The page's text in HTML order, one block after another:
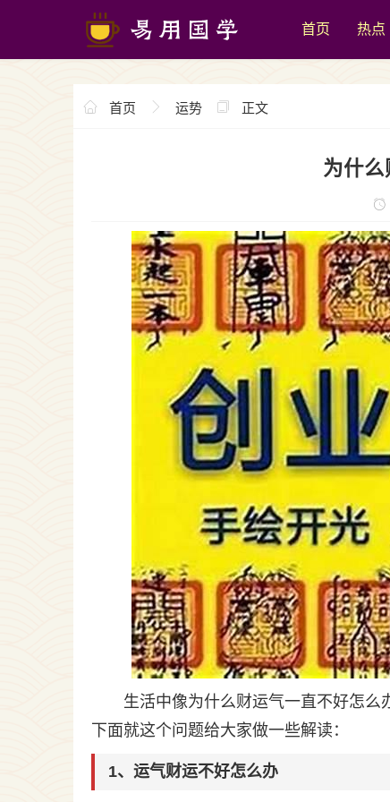
首页 热点
首页 运势 正文
为什么
生活中像为什么财运气一直不好怎
下面就这个问题给大家做一些解读：
1、运气财运不好怎么办